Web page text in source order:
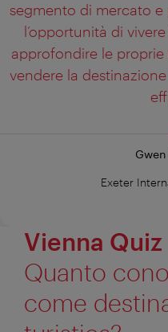
segmento di mercato
l’opportunità di
approfondire le
vendere la
Exeter
Vienna Quiz
Quanto
come